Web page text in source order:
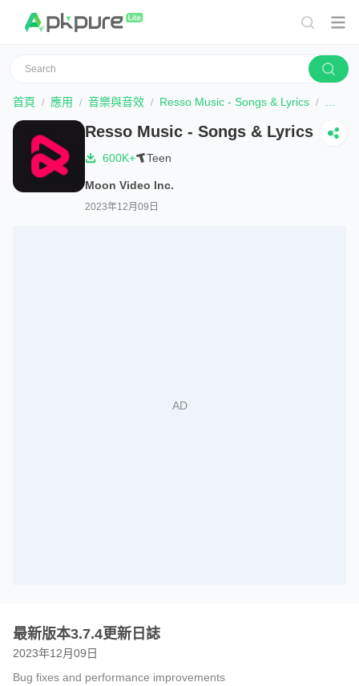
首頁 應用 音樂與音效 Resso Music - Songs & Lyrics
Resso Music - Songs & Lyrics
600K+ Teen
Moon Video Inc.
2023年12月09日
最新版本3.7.4更新日誌
2023年12月09日
Bug fixes and performance improvements